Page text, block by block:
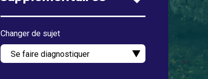
Changer de sujet